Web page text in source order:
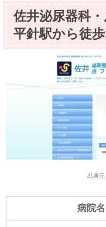
佐井泌尿器科
平針駅から徒
出典元
病院名